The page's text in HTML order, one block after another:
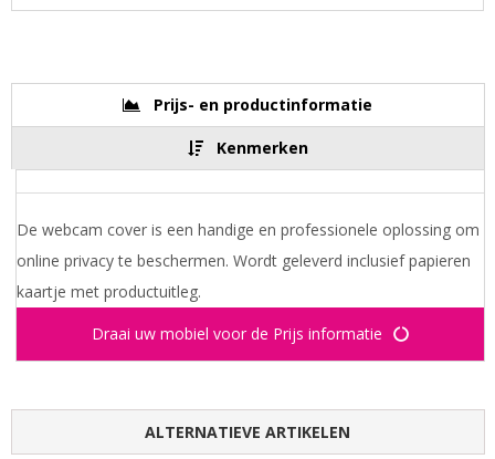
Prijs- en productinformatie
Kenmerken
De webcam cover is een handige en professionele oplossing om
online privacy te beschermen. Wordt geleverd inclusief papieren
kaartje met productuitleg.
Draai uw mobiel voor de Prijs informatie
ALTERNATIEVE ARTIKELEN